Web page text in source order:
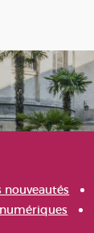
nouveautés